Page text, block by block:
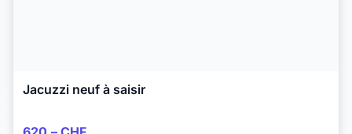
Jacuzzi neuf à saisir